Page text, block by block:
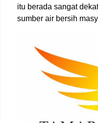
itu berada sangat
sumber air bersih